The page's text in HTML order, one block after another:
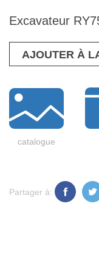
Excavateur
AJOUTER À
catalogue
Partager à: